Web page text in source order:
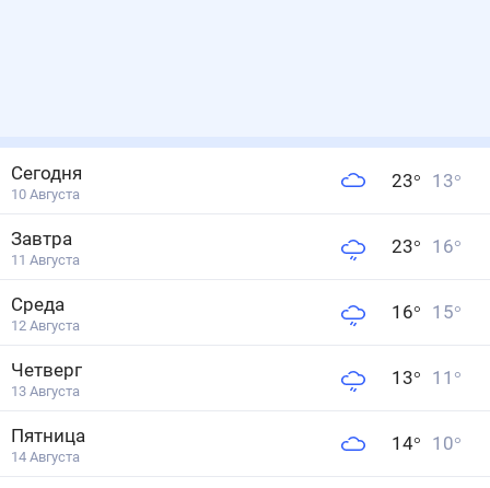
Сегодня
10 Августа
23° 13°
Завтра
11 Августа
23° 16°
Среда
12 Августа
16° 15°
Четверг
13 Августа
13° 11 °
Пятница
14 Августа
14° 10°